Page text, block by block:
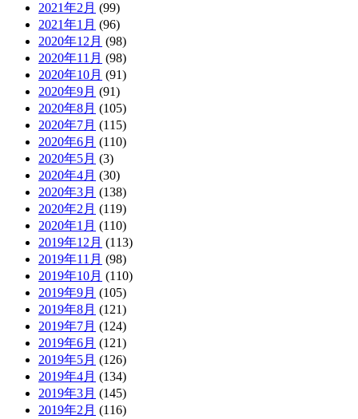
2021年2月 (99)
2021年1月 (96)
2020年12月 (98)
2020年11月 (98)
2020年10月 (91)
2020年9月 (91)
2020年8月 (105)
2020年7月 (115)
2020年6月 (110)
2020年5月 (3)
2020年4月 (30)
2020年3月 (138)
2020年2月 (119)
2020年1月 (110)
2019年12月 (113)
2019年11月 (98)
2019年10月 (110)
2019年9月 (105)
2019年8月 (121)
2019年7月 (124)
2019年6月 (121)
2019年5月 (126)
2019年4月 (134)
2019年3月 (145)
2019年2月 (116)